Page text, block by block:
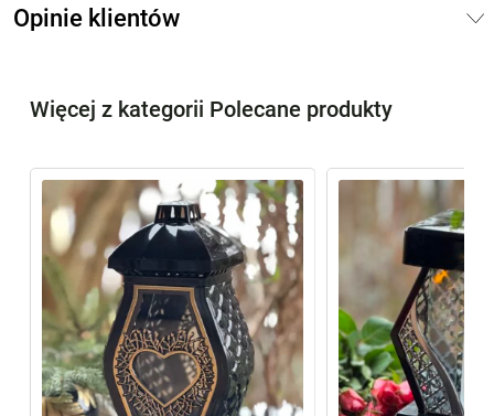
Opinie klientów
Więcej z kategorii Polecane produkty